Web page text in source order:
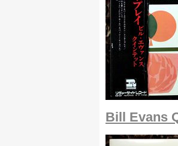
Bill Evans